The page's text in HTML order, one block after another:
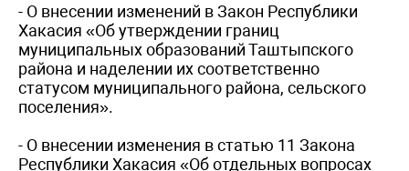
- О внесении изменений в Закон Республики
Хакасия «Об утверждении границ
муниципальных образований Таштыпского
района и наделении их соответственно
статусом муниципального района, сельского
поселения».
- О внесении изменения в статью 11 Закона
Республики Хакасия «Об отдельных вопросах